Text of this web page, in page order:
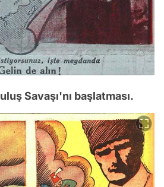
Savaşı'nı başlatması.